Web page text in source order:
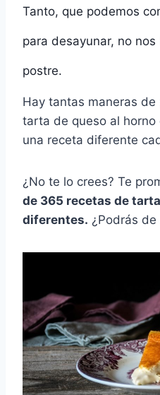
Tanto, que podemos
para desayunar, no
postre.
Hay tantas maneras
tarta de queso al
una receta diferente
¿No te lo crees? Te
de 365 recetas de
diferentes. ¿Podrás